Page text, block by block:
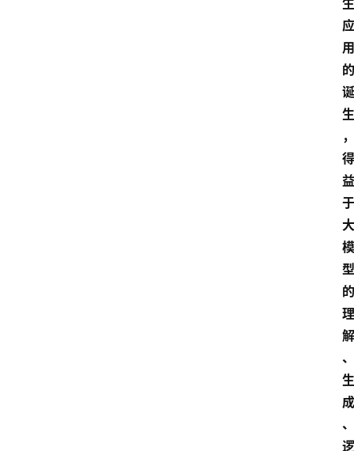
生
应
用
的
诞
生
，
得
益
于
大
模
型
的
理
解
、
生
成
、
逻